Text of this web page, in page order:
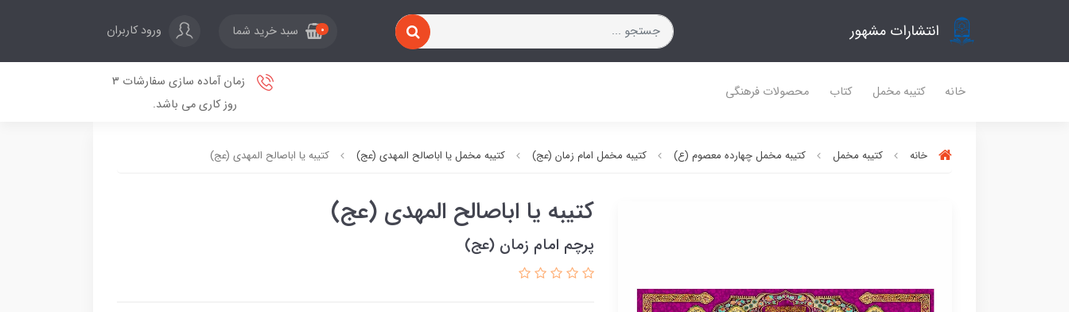
انتشارات مشهور 0 سبد خرید شما ورود کاربران
خانه کتیبه مخمل کتاب محصولات فرهنگی
زمان آماده سازی سفارشات 3
روز کاری می باشد.
خانه کتیبه مخمل کتیبه مخمل چهارده معصوم (ع) کتیبه مخمل امام زمان (عج) کتیبه مخمل یا اباصالح المهدی (عج) کتیبه یا اباصالح المهدی (عج)
کتیبه یا اباصالح المهدی (عج)
پرچم امام زمان (عج)